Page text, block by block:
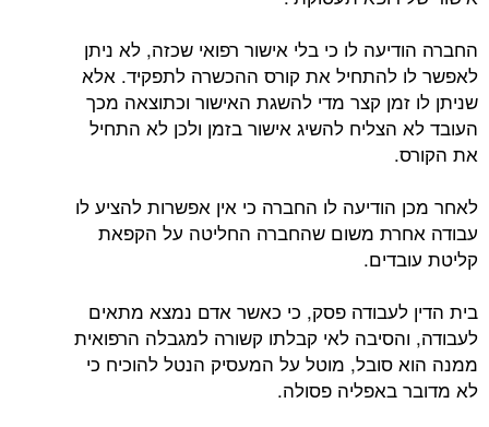
החברה הודיעה לו כי בלי אישור רפואי שכזה, לא ניתן
לאפשר לו להתחיל את קורס ההכשרה לתפקיד. אלא
שניתן לו זמן קצר מדי להשגת האישור וכתוצאה מכך
העובד לא הצליח להשיג אישור בזמן ולכן לא התחיל
את הקורס.
לאחר מכן הודיעה לו החברה כי אין אפשרות להציע לו
עבודה אחרת משום שהחברה החליטה על הקפאת
קליטת עובדים.
בית הדין לעבודה פסק, כי כאשר אדם נמצא מתאים
לעבודה, והסיבה לאי קבלתו קשורה למגבלה הרפואית
ממנה הוא סובל, מוטל על המעסיק הנטל להוכיח כי
לא מדובר באפליה פסולה.